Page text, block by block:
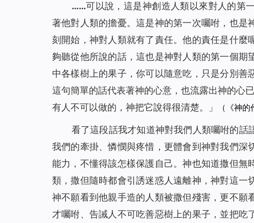
……可以說，這是神創造人類以來對人的第
著他對人類的擔憂。這是神的第一次囑咐，也
刻開始，神對人類就有了責任。他的責任是什
夠聽從他所說的話，這也是神對人類的第一個期
中各樣樹上的果子，你可以隨意吃，只是分別善
這句簡單的話代表著神的心意，也流露出神的心
有人不可以做的，神把它說得很清楚。
」 （《神
看了這段話我才知道神對我們人類囑咐的
我們的牽掛、憐憫與疼惜，更體會到神對我們
能力，不懂得該怎樣保護自己。神也知道撒但無
類，撒但隨時都會引誘迷惑人遠離神，神對這一
神不願看到他親手造的人類被撒但殘害，更不
才囑咐、告誡人不可吃善惡樹上的果子，並把